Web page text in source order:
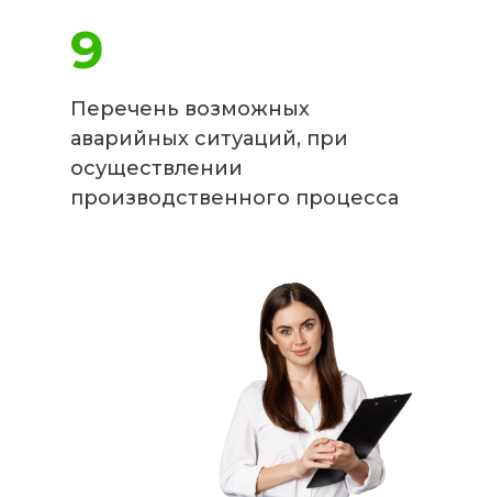
9
Перечень возможных
аварийных ситуаций, при
осуществлении
производственного процесса